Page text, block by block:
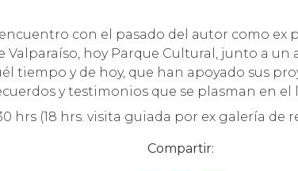
Valparaíso, hoy Parque Cultural, junto a
tiempo y de hoy, que han apoyado sus
y testimonios que se plasman en el
hrs (18 hrs. visita guiada por ex galería de
Compartir: